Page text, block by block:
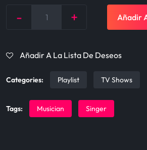
r
e
i
i
Quantity
- + Añadir
Añadir A La Lista De Deseos
Categories: Playlist TV Shows
Tags: Musician Singer